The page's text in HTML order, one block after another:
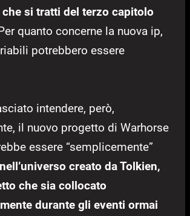
che si tratti del terzo capitolo
quanto concerne la nuova ip,
potrebbero essere
intendere, però,
il nuovo progetto di Warhorse
essere “semplicemente”
creato da Tolkien,
che sia collocato
durante gli eventi ormai